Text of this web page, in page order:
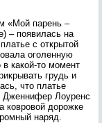
«Мой парень –
– появилась на
с открытой
оголенную
какой-то момент
грудь и
что платье
Дженнифер Лоуренс
ковровой дорожке
наряд.